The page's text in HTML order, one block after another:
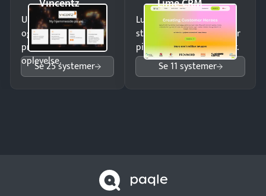
Undgå tabte opkald
og giv kunderne en
professionel
oplevelse.
Se 25 systemer
Luk flere salg med et
struktureret overblik over
pipeline og opfølgninger.
Se 11 systemer